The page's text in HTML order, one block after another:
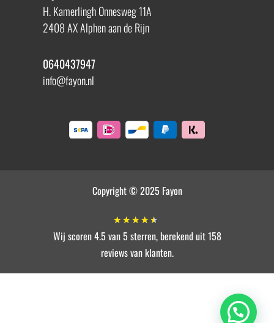
H. Kamerlingh Onnesweg 11A
2408 AX Alphen aan de Rijn
0640437947
info@fayon.nl
Copyright © 2025 Fayon
★ ★ ★ ★ ★
Wij scoren 4.5 van 5 sterren, berekend uit 158
reviews van klanten.